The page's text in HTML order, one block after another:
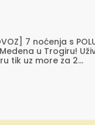
7 noćenja s
u Trogiru!
tik uz more za 2...